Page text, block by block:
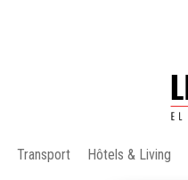
Transport Hôtels & Living